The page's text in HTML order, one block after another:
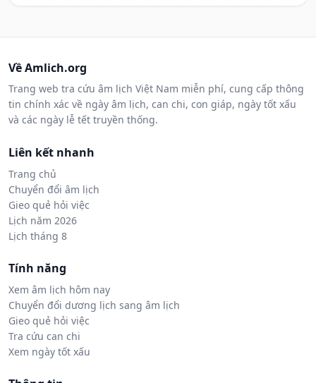
Về Amlich.org
Trang web tra cứu âm lịch Việt Nam miễn phí, cung cấp thông
tin chính xác về ngày âm lịch, can chi, con giáp, ngày tốt xấu
và các ngày lễ tết truyền thống.
Liên kết nhanh
Trang chủ
Chuyển đổi âm lịch
Gieo quẻ hỏi việc
Lịch năm 2026
Lịch tháng 8
Tính năng
Xem âm lịch hôm nay
Chuyển đổi dương lịch sang âm lịch
Gieo quẻ hỏi việc
Tra cứu can chi
Xem ngày tốt xấu